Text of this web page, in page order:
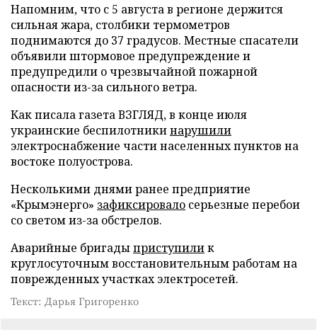
Напомним, что с 5 августа в регионе держится
сильная жара, столбики термометров
поднимаются до 37 градусов. Местные спасатели
объявили штормовое предупреждение и
предупредили о чрезвычайной пожарной
опасности из-за сильного ветра.
Как писала газета ВЗГЛЯД, в конце июля
украинские беспилотникинарушили
электроснабжение части населенных пунктов на
востоке полуострова.
Несколькими днями ранее предприятие
«Крымэнерго» зафиксировало серьезные перебои
со светом из-за обстрелов.
Аварийные бригадыприступилик
круглосуточным восстановительным работам на
поврежденных участках электросетей.
Текст: Дарья Григоренко